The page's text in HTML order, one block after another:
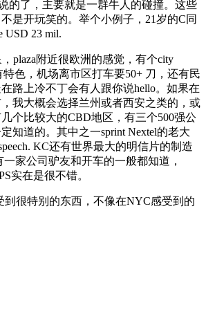
的了，主要就是一群牛人的碰撞。这些
是开玩笑的。举个小例子，21岁的C同
USD 23 mil.
，plaza附近很欧洲的感觉，有个city
特色，机场离市区打车要50+ 刀，还有民
路上冷不丁会有人跟你说hello。如果在
我大概会选择兰州或者西安之类的，或
个比较大的CBD地区，有三个500强公
知道的。其中之一sprint Nextel的老大
KC还有世界最大的明信片的制造
一家公司驴友和开车的一般都知道，
实在是很不错。
到很特别的东西，不像在NYC感受到的